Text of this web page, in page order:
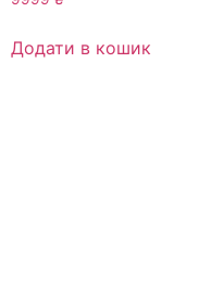
Додати в кошик